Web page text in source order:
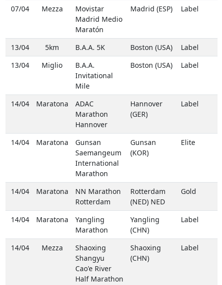
07/04 Mezza
Movistar
Madrid Medio
Maratón
Madrid (ESP) Label
13/04 5km B.A.A. 5K Boston (USA)
Label
13/04
Miglio
B.A.A.
Invitational
Mile
Boston (USA) Label
14/04 Maratona
ADAC
Marathon
Hannover
Hannover
(GER)
Label
14/04 Maratona
Gunsan
Saemangeum
International
Marathon
Gunsan
(KOR)
Elite
14/04 Maratona
NN Marathon
Rotterdam
Rotterdam
(NED) NED
Gold
14/04 Maratona
Yangling
Marathon
Yangling
(CHN)
Label
14/04 Mezza
Shaoxing
Shangyu
Cao'e River
Half Marathon
Shaoxing
(CHN)
Label